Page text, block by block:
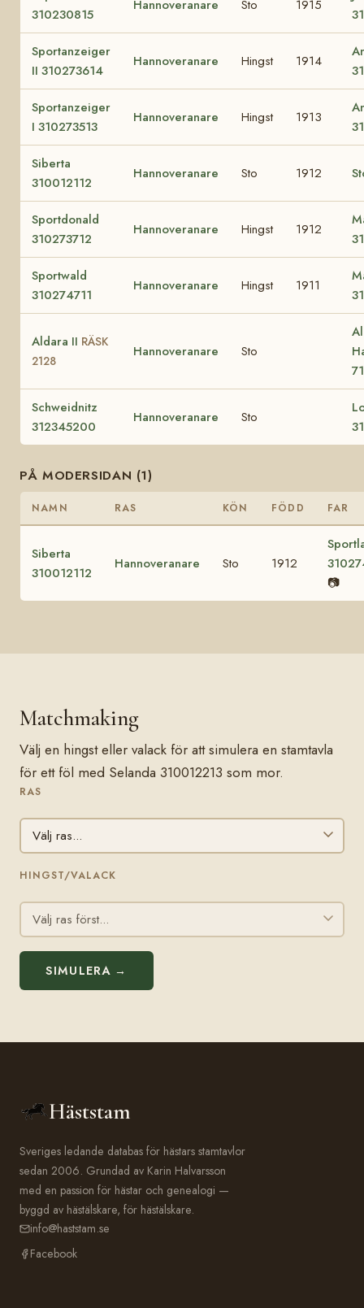
310230815
Hannoveranare Sto 1915
Sportanzeiger
II 310273614
Hannoveranare Hingst 1914
Sportanzeiger
I 310273513
Hannoveranare Hingst 1913
Siberta
310012112
Hannoveranare Sto 1912
Sportdonald
310273712
Hannoveranare Hingst 1912
Sportwald
310274711
Hannoveranare Hingst 1911
Aldara II RÄSK
2128
Hannoveranare Sto
Schweidnitz
312345200
Hannoveranare Sto
PÅ MODERSIDAN (1)
NAMN RAS KÖN FÖDD FAR
Siberta
310012112
Hannoveranare Sto 1912
📷
Matchmaking
Välj en hingst eller valack för att simulera en stamtavla
för ett föl med Selanda 310012213 som mor.
RAS
HINGST/VALACK
SIMULERA →
Häststam
Sveriges ledande databas för hästars stamtavlor
sedan 2006. Grundad av Karin Halvarsson
med en passion för hästar och genealogi —
byggd av hästälskare, för hästälskare.
info@haststam.se
Facebook